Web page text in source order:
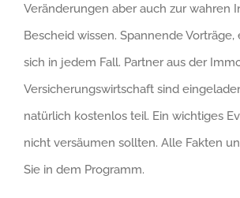
Veränderungen aber auch zur wahren
Bescheid wissen. Spannende
sich in jedem Fall. Partner aus der
Versicherungswirtschaft sind
natürlich kostenlos teil. Ein wichtiges
nicht versäumen sollten. Alle Fakten
Sie in dem Programm.